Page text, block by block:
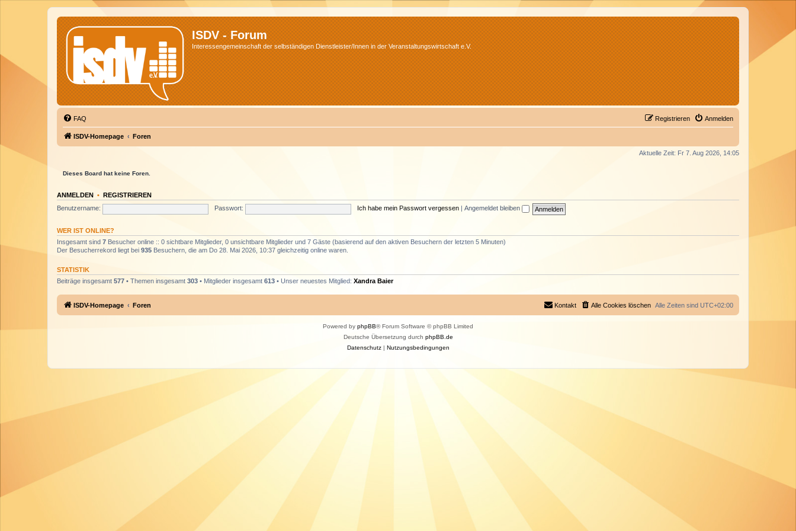
ISDV - Forum
Interessengemeinschaft der selbständigen Dienstleister/Innen in der Veranstaltungswirtschaft e.V.
FAQ Anmelden
Registrieren
ISDV-Homepage Foren
Aktuelle Zeit: Fr 7. Aug 2026, 14:05
Dieses Board hat keine Foren.
ANMELDEN • REGISTRIEREN
Benutzername:
Passwort: Ich habe mein Passwort vergessen Angemeldet bleiben
WER IST ONLINE?
Insgesamt sind 7 Besucher online :: 0 sichtbare Mitglieder, 0 unsichtbare Mitglieder und 7 Gäste (basierend auf den aktiven Besuchern der letzten 5 Minuten)
Der Besucherrekord liegt bei 935 Besuchern, die am Do 28. Mai 2026, 10:37 gleichzeitig online waren.
STATISTIK
Beiträge insgesamt 577 • Themen insgesamt 303 • Mitglieder insgesamt 613 • Unser neuestes Mitglied: Xandra Baier
ISDV-Homepage Foren Alle Zeiten sind UTC+02:00
Alle Cookies löschen
Kontakt
Powered by phpBB® Forum Software © phpBB Limited
Deutsche Übersetzung durch phpBB.de
Datenschutz| Nutzungsbedingungen